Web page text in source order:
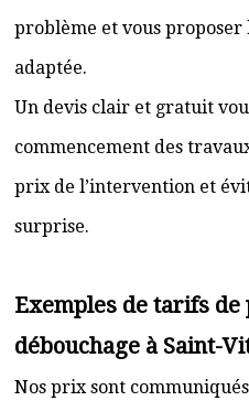
problème et vous
adaptée.
Un devis clair et gratuit
commencement des
prix de l’intervention et
surprise.
Exemples de tarifs
débouchage à Saint-
Nos prix sont